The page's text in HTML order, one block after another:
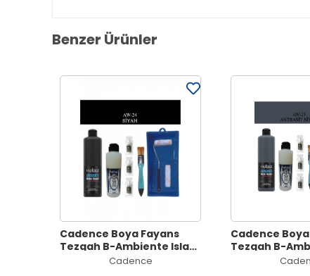
Benzer Ürünler
Cadence Boya Fayans
Tezgah B-Ambiente Islak
Zemin Aw-24 Siyah 500Ml
Cadence
Cadence
Tezgah B-
Zemin Aw-23